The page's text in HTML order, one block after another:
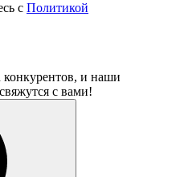
с Политикой
и наши
с вами!